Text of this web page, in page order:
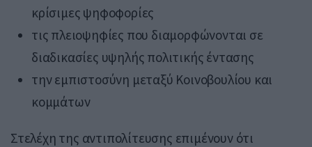
κρίσιμες ψηφοφορίες
τις πλειοψηφίες που διαμορφώνονται σε
διαδικασίες υψηλής πολιτικής έντασης
την εμπιστοσύνη μεταξύ Κοινοβουλίου και
κομμάτων
Στελέχη της αντιπολίτευσης επιμένουν ότι